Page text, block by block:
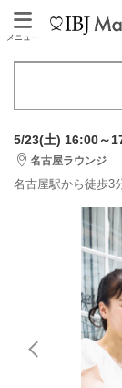
メニュー
5/23(土) 16:00～
名古屋ラウンジ
名古屋駅から徒歩3